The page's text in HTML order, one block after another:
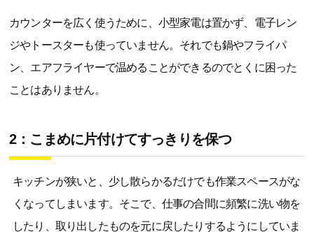
カウンターを広く使うために、小型家電は置かず、電子レン
ジやトースターも使っていません。それでも鍋やフライパ
ン、エアフライヤーで温めることができるのでとくに困った
ことはありません。
2：こまめに片付けてすっきりを保つ
キッチンが狭いと、少し散らかるだけでも作業スペースがな
くなってしまいます。そこで、仕事の合間に頻繁に洗い物を
したり、取り出したものを元に戻したりするようにしていま